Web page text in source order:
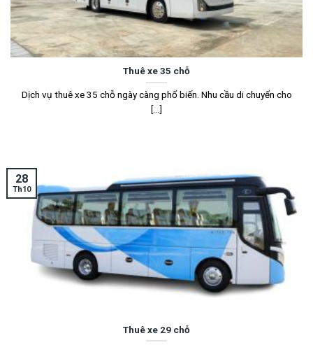
Thuê xe 35 chỗ
Dịch vụ thuê xe 35 chỗ ngày càng phổ biến. Nhu cầu di chuyển cho
[...]
Thuê xe 29 chỗ
28
Th10